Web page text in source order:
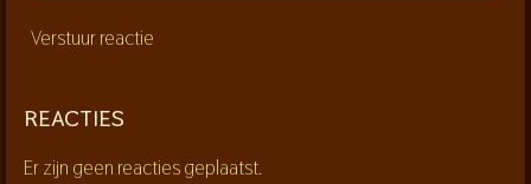
Verstuur reactie
REACTIES
Er zijn geen reacties geplaatst.